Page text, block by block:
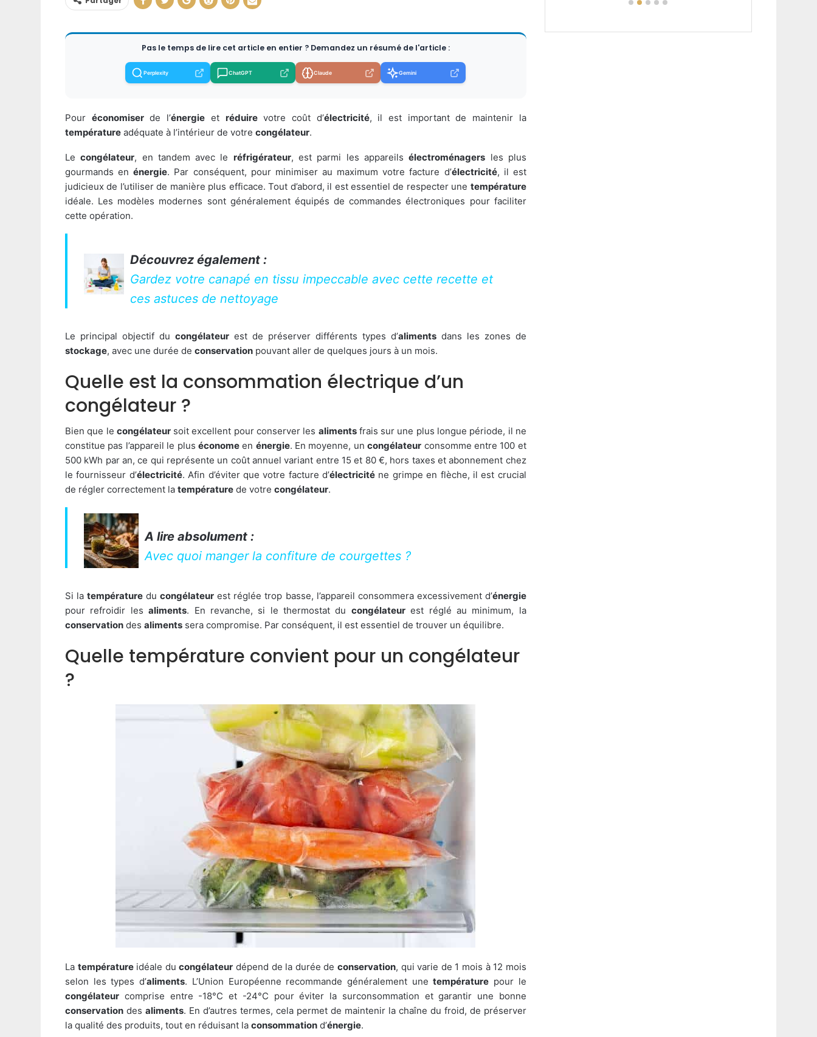
Pas le temps de lire cet article en entier ? Demandez un résumé de l'article :
Perplexity ChatGPT Claude Gemini
Pour économiserde l’énergie et réduirevotre coût d’électricité, il est important de maintenir la
température adéquate à l’intérieur de votre congélateur.
Lecongélateur, en tandem avec le réfrigérateur, est parmi les appareilsélectroménagers les plus
gourmands enénergie. Par conséquent, pour minimiser au maximum votre facture d’électricité, il est
judicieux de l’utiliser de manière plus efficace. Tout d’abord, il est essentiel de respecter une température
idéale. Les modèles modernes sont généralement équipés de commandes électroniques pour faciliter
cette opération.
Découvrez également :
Gardez votre canapé en tissu impeccable avec cette recette et
ces astuces de nettoyage
Le principal objectif du congélateurest de préserver différents types d’alimentsdans les zones de
stockage, avec une durée de conservation pouvant aller de quelques jours à un mois.
Quelle est la consommation électrique d’un
congélateur ?
Bien que le congélateursoit excellent pour conserver les alimentsfrais sur une plus longue période, il ne
constitue pas l’appareil le plus économeen énergie. En moyenne, uncongélateur consomme entre 100 et
500 kWh par an, ce qui représente un coût annuel variant entre 15 et 80 €, hors taxes et abonnement chez
le fournisseur d’électricité. Afin d’éviter que votre facture d’électricité ne grimpe en flèche, il est crucial
de régler correctement la température de votre congélateur.
A lire absolument :
Avec quoi manger la confiture de courgettes ?
Si latempérature ducongélateur est réglée trop basse, l’appareil consommera excessivement d’énergie
pour refroidir lesaliments. En revanche, si le thermostat du congélateurest réglé au minimum, la
conservation des aliments sera compromise. Par conséquent, il est essentiel de trouver un équilibre.
Quelle température convient pour un congélateur
?
La températureidéale ducongélateur dépend de la durée deconservation, qui varie de 1 mois à 12 mois
selon les types d’aliments. L’Union Européenne recommande généralement unetempérature pour le
congélateur comprise entre -18°C et -24°C pour éviter la surconsommation et garantir une bonne
conservation des aliments. En d’autres termes, cela permet de maintenir la chaîne du froid, de préserver
la qualité des produits, tout en réduisant la consommation d’énergie.